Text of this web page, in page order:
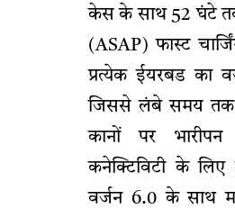
केस के साथ 52 घंटे
(ASAP) फास्ट
प्रत्येक ईयरबड का
जिससे लंबे समय तक
कानों पर
कनेक्टिविटी के
वर्जन 6.0 के साथ